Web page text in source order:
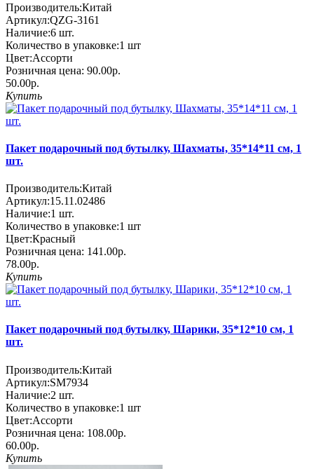
Производитель:Китай
Артикул:QZG-3161
Наличие:6 шт.
Количество в упаковке:1 шт
Цвет:Ассорти
Розничная цена: 90.00р.
50.00р.
Купить
Пакет подарочный под бутылку, Шахматы, 35*14*11 см, 1
шт.
Производитель:Китай
Артикул:15.11.02486
Наличие:1 шт.
Количество в упаковке:1 шт
Цвет:Красный
Розничная цена: 141.00р.
78.00р.
Купить
Пакет подарочный под бутылку, Шарики, 35*12*10 см, 1
шт.
Производитель:Китай
Артикул:SM7934
Наличие:2 шт.
Количество в упаковке:1 шт
Цвет:Ассорти
Розничная цена: 108.00р.
60.00р.
Купить